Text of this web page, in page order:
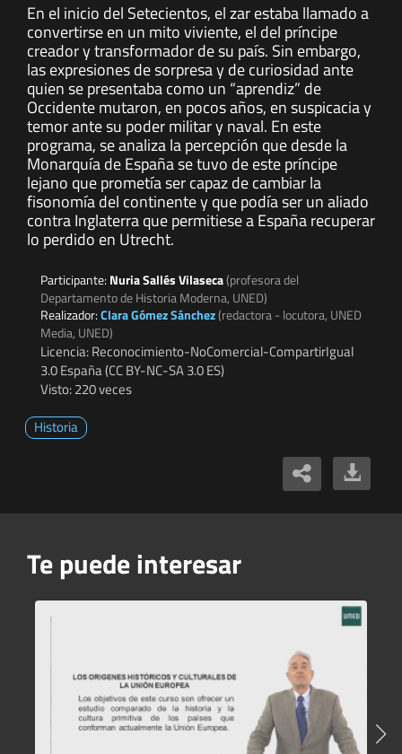
En el inicio del Setecientos, el zar estaba llamado a
convertirse en un mito viviente, el del príncipe
creador y transformador de su país. Sin embargo,
las expresiones de sorpresa y de curiosidad ante
quien se presentaba como un “aprendiz” de
Occidente mutaron, en pocos años, en suspicacia y
temor ante su poder militar y naval. En este
programa, se analiza la percepción que desde la
Monarquía de España se tuvo de este príncipe
lejano que prometía ser capaz de cambiar la
fisonomía del continente y que podía ser un aliado
contra Inglaterra que permitiese a España recuperar
lo perdido en Utrecht.
Participante: Nuria Sallés Vilaseca(profesora del
Departamento de Historia Moderna, UNED)
Realizador:Clara Gómez Sánchez(redactora - locutora, UNED
Media, UNED)
Licencia: Reconocimiento-NoComercial-CompartirIgual
3.0 España (CC BY-NC-SA 3.0 ES)
Visto: 220 veces
Historia
Te puede interesar